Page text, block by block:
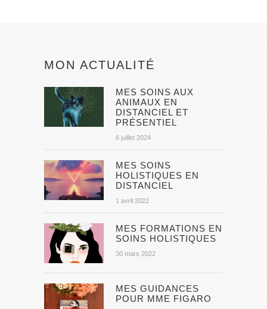
MON ACTUALITÉ
MES SOINS AUX
ANIMAUX EN
DISTANCIEL ET
PRÉSENTIEL
6 juillet 2024
MES SOINS
HOLISTIQUES EN
DISTANCIEL
1 avril 2022
MES FORMATIONS EN
SOINS HOLISTIQUES
30 mars 2022
MES GUIDANCES
POUR MME FIGARO